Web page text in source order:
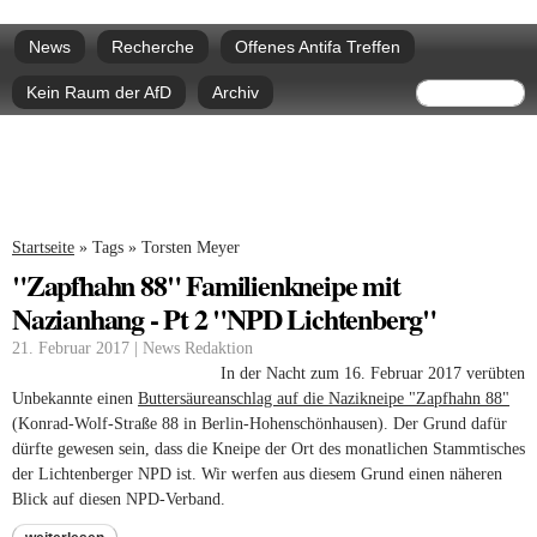
zum
Hauptmenü
News Recherche Offenes Antifa Treffen
Kein Raum der AfD Archiv Suche
Sie sind hier
Startseite » Tags » Torsten Meyer
"Zapfhahn 88" Familienkneipe mit
Nazianhang - Pt 2 "NPD Lichtenberg"
21. Februar 2017 | News Redaktion
In der Nacht zum 16. Februar 2017 verübten
Unbekannte einen Buttersäureanschlag auf die Nazikneipe "Zapfhahn 88"
(Konrad-Wolf-Straße 88 in Berlin-Hohenschönhausen). Der Grund dafür
dürfte gewesen sein, dass die Kneipe der Ort des monatlichen Stammtisches
der Lichtenberger NPD ist. Wir werfen aus diesem Grund einen näheren
Blick auf diesen NPD-Verband.